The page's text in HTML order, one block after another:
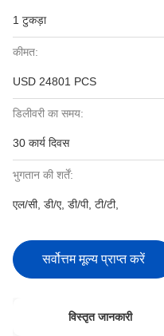
1 टुकड़ा
कीमत:
USD 24801 PCS
डिलीवरी का समय:
30 कार्य दिवस
भुगतान की शर्तें:
एल/सी, डी/ए, डी/पी, टी/टी,
सर्वोत्तम मूल्य प्राप्त करें
विस्तृत जानकारी